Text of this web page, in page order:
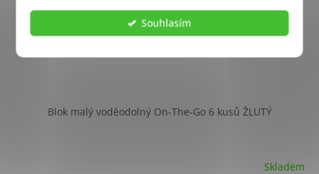
Souhlasím
Blok malý voděodolný On-The-Go 6 kusů ŽLUTÝ
Skladem